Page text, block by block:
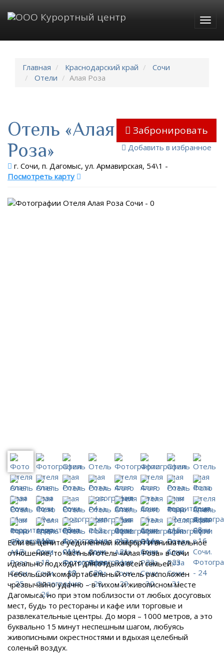
Главная Краснодарский край
Сочи
Отели
Алая Роза
Забронировать
Добавить в избранное
Отель «Алая
Роза»
г. Сочи, п. Дагомыс, ул. Армавирская, 54\1 -
Посмотреть карту
Если вы цените уединенный комфорт и внимательное
отношение, то частный отель «Алая Роза» в Сочи
идеально подходит для отдыха всей семьей.
Небольшой комфортабельный отель расположен
чрезвычайно удачно – в тихом и живописном месте
Дагомыса, но при этом поблизости от любых досуговых
мест, будь то рестораны и кафе или торговые и
развлекательные центры. До моря – 1000 метров, а это
буквально 15 минут неспешным шагом, любуясь
живописными окрестностями и вдыхая целебный
соленый воздух.